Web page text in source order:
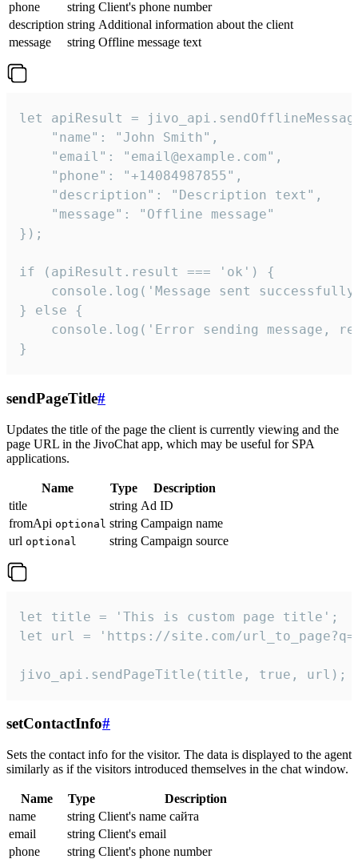
phone
string Client's phone number
description string Additional information about the client
message
string Offline message text
let apiResult =
    "name": "John Smith",
    "email": "email@example.com",
    "phone": "+14084987855",
    "description": "Description text",
    "message": "Offline message"
});
if (apiResult.result === 'ok') {
console.log('Message sent
} else {
console.log('Error sending message,
}
sendPageTitle#
Updates the title of the page the client is currently viewing and the
page URL in the JivoChat app, which may be useful for SPA
applications.
Name Type
Description
title
string Ad ID
fromApi optional string Campaign name
url optional string Campaign source
let title = 'This is custom page title';
let url = 'https://site.com/
jivo_api.sendPageTitle(title, true, url);
setContactInfo#
Sets the contact info for the visitor. The data is displayed to the agent
similarly as if the visitors introduced themselves in the chat window.
Name Type
Description
name
string Client's name сайта
email
string Client's email
phone
string Client's phone number